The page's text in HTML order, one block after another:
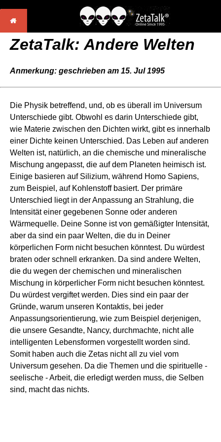
ZetaTalk: Andere Welten
Anmerkung: geschrieben am 15. Jul 1995
Die Physik betreffend, und, ob es überall im Universum
Unterschiede gibt. Obwohl es darin Unterschiede gibt,
wie Materie zwischen den Dichten wirkt, gibt es innerhalb
einer Dichte keinen Unterschied. Das Leben auf anderen
Welten ist, natürlich, an die chemische und mineralische
Mischung angepasst, die auf dem Planeten heimisch ist.
Einige basieren auf Silizium, während Homo Sapiens,
zum Beispiel, auf Kohlenstoff basiert. Der primäre
Unterschied liegt in der Anpassung an Strahlung, die
Intensität einer gegebenen Sonne oder anderen
Wärmequelle. Deine Sonne ist von gemäßigter Intensität,
aber da sind ein paar Welten, die du in Deiner
körperlichen Form nicht besuchen könntest. Du würdest
braten oder schnell erkranken. Da sind andere Welten,
die du wegen der chemischen und mineralischen
Mischung in körperlicher Form nicht besuchen könntest.
Du würdest vergiftet werden. Dies sind ein paar der
Gründe, warum unseren Kontaktis, bei jeder
Anpassungsorientierung, wie zum Beispiel derjenigen,
die unsere Gesandte, Nancy, durchmachte, nicht alle
intelligenten Lebensformen vorgestellt worden sind.
Somit haben auch die Zetas nicht all zu viel vom
Universum gesehen. Da die Themen und die spirituelle -
seelische - Arbeit, die erledigt werden muss, die Selben
sind, macht das nichts.